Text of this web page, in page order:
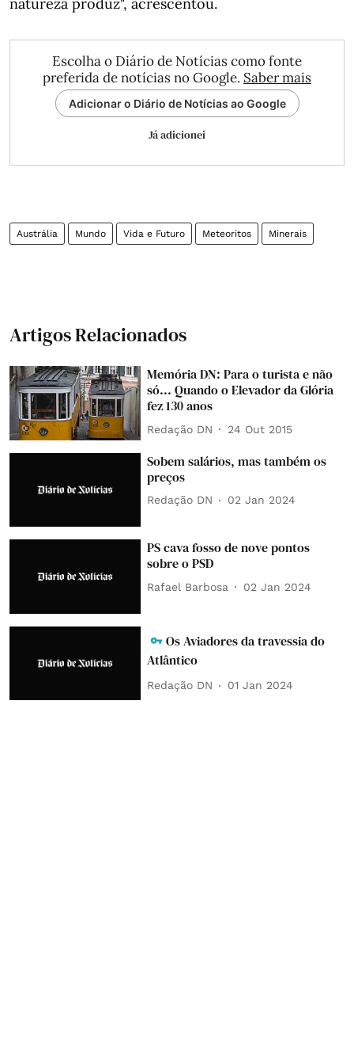
Escolha o Diário de Notícias como fonte
preferida de notícias no Google. Saber mais
Adicionar o Diário de Notícias ao Google
Já adicionei
Austrália Mundo Vida e Futuro Meteoritos Minerais
Artigos Relacionados
Memória DN: Para o turista e não
só... Quando o Elevador da Glória
fez 130 anos
Redação DN 24 Out 2015
Sobem salários, mas também os
preços
Redação DN 02 Jan 2024
PS cava fosso de nove pontos
sobre o PSD
Rafael Barbosa 02 Jan 2024
Os Aviadores da travessia do
Atlântico
Redação DN 01 Jan 2024